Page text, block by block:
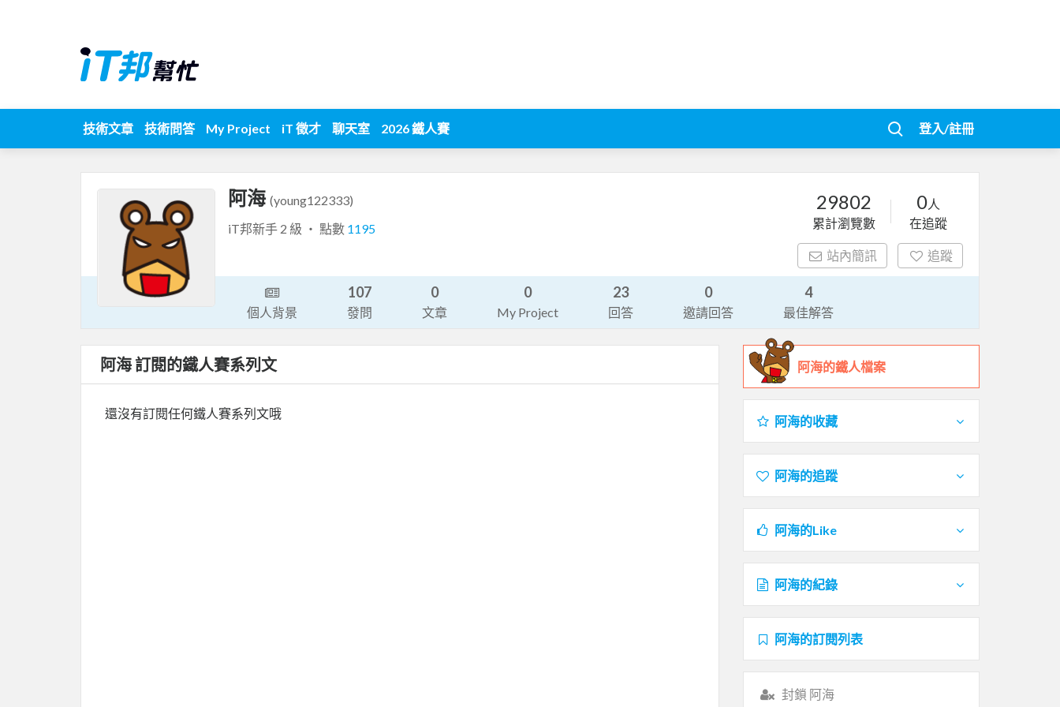
技術文章 技術問答 My Project iT 徵才 聊天室 2026 鐵人賽 登入/註冊
阿海 (young122333)
iT邦新手 2 級 ‧ 點數 1195
29802
累計瀏覽數
0人
在追蹤
站內簡訊 追蹤
個人背景
107
發問
0
文章
0
My Project
23
回答
0
邀請回答
4
最佳解答
阿海 訂閱的鐵人賽系列文
還沒有訂閱任何鐵人賽系列文哦
阿海的鐵人檔案
阿海的收藏
阿海的追蹤
阿海的Like
阿海的紀錄
阿海的訂閱列表
封鎖 阿海